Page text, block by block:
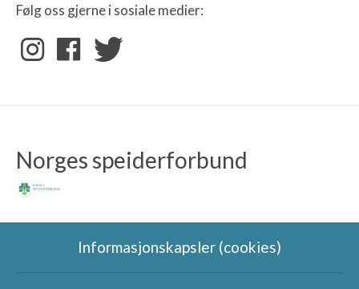
Følg oss gjerne i sosiale medier:
Norges speiderforbund
Informasjonskapsler (cookies)